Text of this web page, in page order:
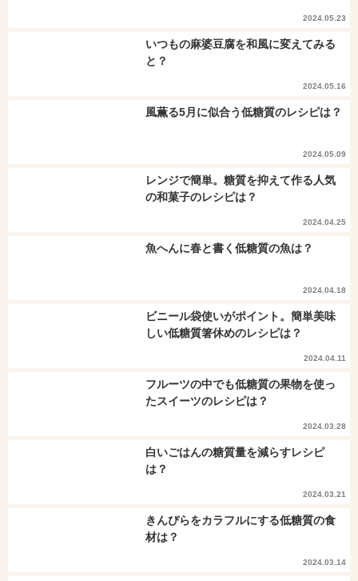
2024.05.23
いつもの麻婆豆腐を和風に変えてみる
と？
2024.05.16
風薫る5月に似合う低糖質のレシピは？
2024.05.09
レンジで簡単。糖質を抑えて作る人気
の和菓子のレシピは？
2024.04.25
魚へんに春と書く低糖質の魚は？
2024.04.18
ビニール袋使いがポイント。簡単美味
しい低糖質箸休めのレシピは？
2024.04.11
フルーツの中でも低糖質の果物を使っ
たスイーツのレシピは？
2024.03.28
白いごはんの糖質量を減らすレシピ
は？
2024.03.21
きんぴらをカラフルにする低糖質の食
材は？
2024.03.14